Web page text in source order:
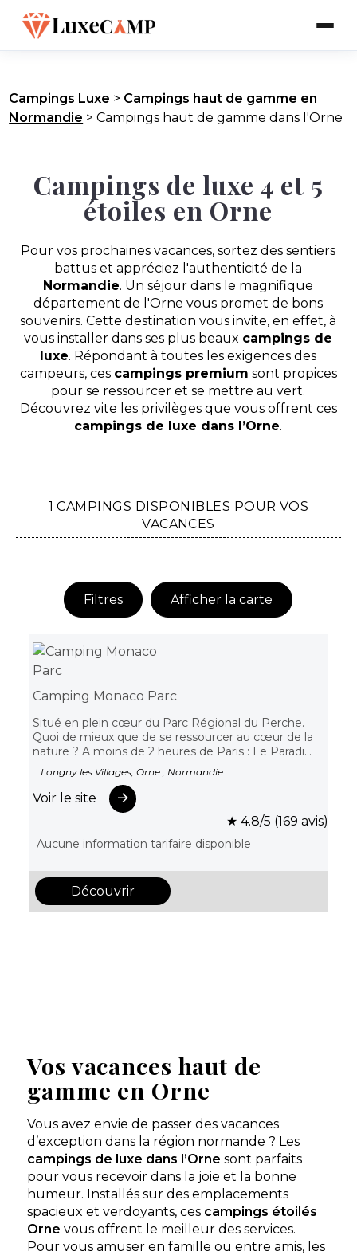
Campings Luxe > Campings haut de gamme en
Normandie >Campings haut de gamme dans l'Orne
Campings de luxe 4 et 5
étoiles en Orne
Pour vos prochaines vacances, sortez des sentiers
battus et appréciez l'authenticité de la
Normandie. Un séjour dans le magnifique
département de l'Orne vous promet de bons
souvenirs. Cette destination vous invite, en effet, à
vous installer dans ses plus beaux campings de
luxe. Répondant à toutes les exigences des
campeurs, ces campings premium sont propices
pour se ressourcer et se mettre au vert.
Découvrez vite les privilèges que vous offrent ces
campings de luxe dans l’Orne.
Vos vacances haut de
gamme en Orne
Vous avez envie de passer des vacances
d’exception dans la région normande ? Les
campings de luxe dans l’Orne sont parfaits
pour vous recevoir dans la joie et la bonne
humeur. Installés sur des emplacements
spacieux et verdoyants, ces campings étoilés
Orne vous offrent le meilleur des services.
Pour vous amuser en famille ou entre amis, les
1 CAMPINGS DISPONIBLES POUR VOS
VACANCES
Filtres Afficher la carte
Camping Monaco Parc
Situé en plein cœur du Parc Régional du Perche.
Quoi de mieux que de se ressourcer au cœur de la
nature ? A moins de 2 heures de Paris : Le Paradi...
Longny les Villages, Orne , Normandie
Voir le site
★ 4.8/5 (169 avis)
Aucune information tarifaire disponible
Découvrir